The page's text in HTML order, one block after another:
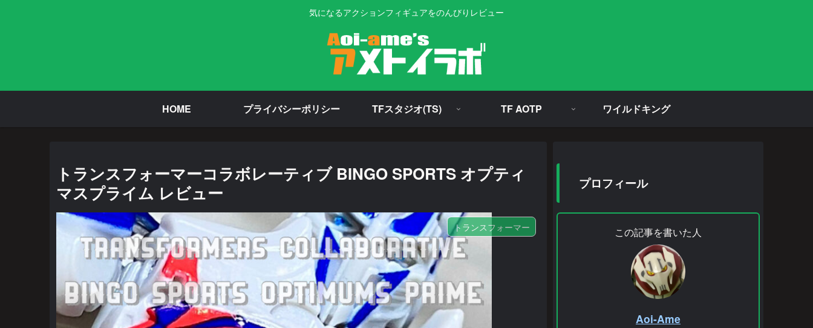
気になるアクションフィギュアをのんびりレビュー
HOME プライバシーポリシー TFスタジオ(TS) TF AOTP ワイルドキング
トランスフォーマーコラボレーティブ BINGO SPORTS オプティ
マスプライム レビュー
トランスフォーマー
プロフィール
この記事を書いた人
Aoi-Ame